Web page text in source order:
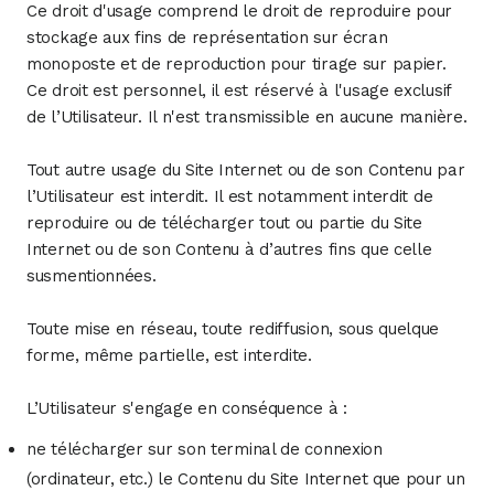
Ce droit d'usage comprend le droit de reproduire pour
stockage aux fins de représentation sur écran
monoposte et de reproduction pour tirage sur papier.
Ce droit est personnel, il est réservé à l'usage exclusif
de l’Utilisateur. Il n'est transmissible en aucune manière.
Tout autre usage du Site Internet ou de son Contenu par
l’Utilisateur est interdit. Il est notamment interdit de
reproduire ou de télécharger tout ou partie du Site
Internet ou de son Contenu à d’autres fins que celle
susmentionnées.
Toute mise en réseau, toute rediffusion, sous quelque
forme, même partielle, est interdite.
L’Utilisateur s'engage en conséquence à :
ne télécharger sur son terminal de connexion
(ordinateur, etc.) le Contenu du Site Internet que pour un